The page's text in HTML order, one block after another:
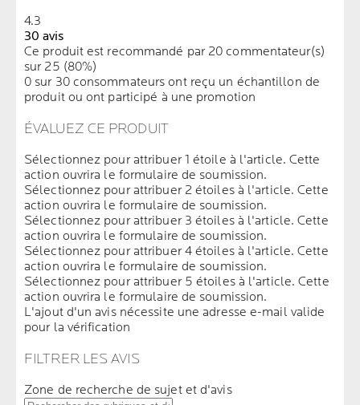
4.3
30 avis
Ce produit est recommandé par 20 commentateur(s)
sur 25 (80%)
0 sur 30 consommateurs ont reçu un échantillon de
produit ou ont participé à une promotion
ÉVALUEZ CE PRODUIT
Sélectionnez pour attribuer 1 étoile à l'article. Cette
action ouvrira le formulaire de soumission.
Sélectionnez pour attribuer 2 étoiles à l'article. Cette
action ouvrira le formulaire de soumission.
Sélectionnez pour attribuer 3 étoiles à l'article. Cette
action ouvrira le formulaire de soumission.
Sélectionnez pour attribuer 4 étoiles à l'article. Cette
action ouvrira le formulaire de soumission.
Sélectionnez pour attribuer 5 étoiles à l'article. Cette
action ouvrira le formulaire de soumission.
L'ajout d'un avis nécessite une adresse e-mail valide
pour la vérification
FILTRER LES AVIS
Zone de recherche de sujet et d'avis